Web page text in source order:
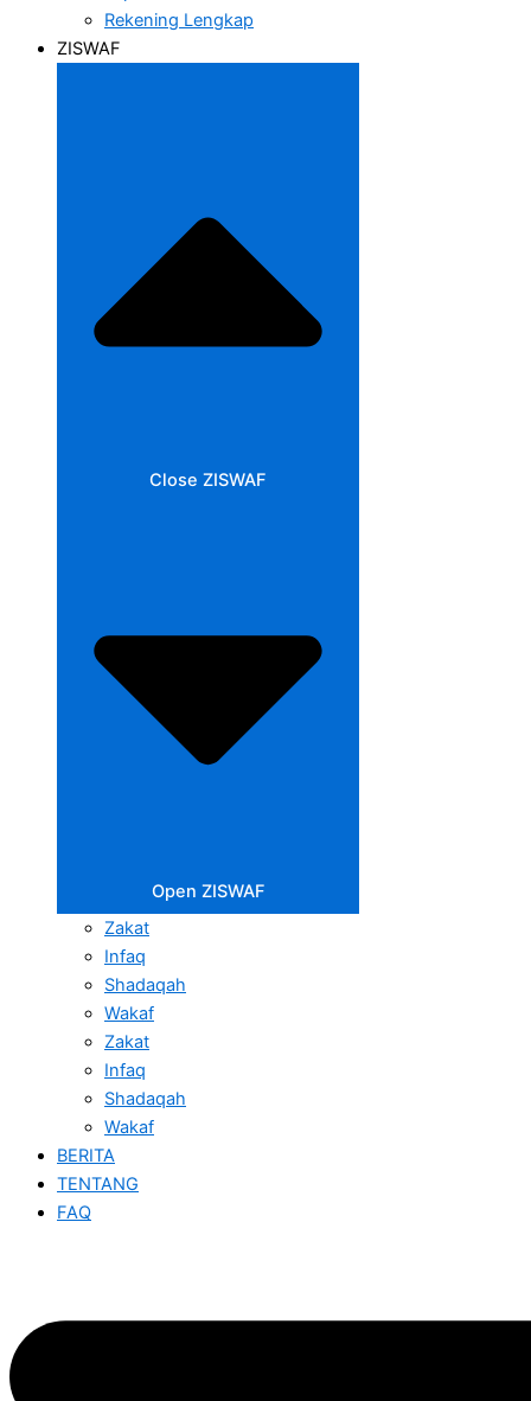
Rekening Lengkap
ZISWAF
Close ZISWAF
Open ZISWAF
Zakat
Infaq
Shadaqah
Wakaf
Zakat
Infaq
Shadaqah
Wakaf
BERITA
TENTANG
FAQ